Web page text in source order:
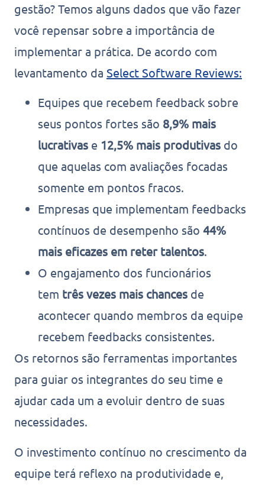
gestão? Temos alguns dados que vão fazer
você repensar sobre a importância de
implementar a prática. De acordo com
levantamento da Select Software Reviews:
Equipes que recebem feedback sobre
seus pontos fortes são 8,9% mais
lucrativas e 12,5% mais produtivas do
que aquelas com avaliações focadas
somente em pontos fracos.
Empresas que implementam feedbacks
contínuos de desempenho são 44%
mais eficazes em reter talentos.
O engajamento dos funcionários
tem três vezes mais chances de
acontecer quando membros da equipe
recebem feedbacks consistentes.
Os retornos são ferramentas importantes
para guiar os integrantes do seu time e
ajudar cada um a evoluir dentro de suas
necessidades.
O investimento contínuo no crescimento da
equipe terá reflexo na produtividade e,